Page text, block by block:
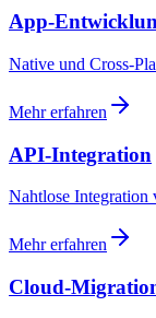
App-
Native und Cross-
Mehr erfahren
API-Integration
Nahtlose Integration
Mehr erfahren
Cloud-